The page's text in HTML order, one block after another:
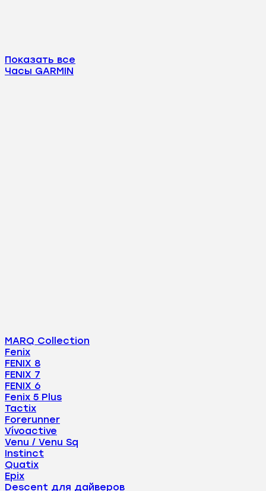
Показать все
Часы GARMIN
MARQ Collection
Fenix
FENIX 8
FENIX 7
FENIX 6
Fenix 5 Plus
Tactix
Forerunner
Vívoactive
Venu / Venu Sq
Instinct
Quatix
Epix
Descent для дайверов